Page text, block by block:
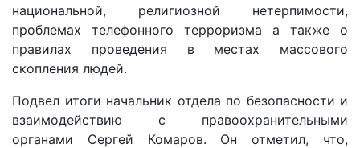
национальной, религиозной нетерпимости,
проблемах телефонного терроризма а также о
правилах проведения в местах массового
скопления людей.
Подвел итоги начальник отдела по безопасности и
взаимодействию с правоохранительными
органами Сергей Комаров. Он отметил, что,